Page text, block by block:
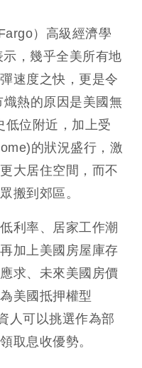
）高級經濟學
，幾乎全美所有地
速度之快，更是令
熱的原因是美國無
低位附近，加上受
的狀況盛行，激
大居住空間，而不
搬到郊區。
利率、居家工作潮
加上美國房屋庫存
求、未來美國房價
美國抵押權型
人可以挑選作為部
取息收優勢。